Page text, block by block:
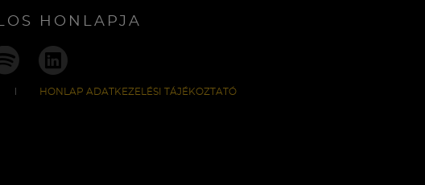
HONLAPJA
HONLAP ADATKEZELÉSI TÁJÉKOZTATÓ